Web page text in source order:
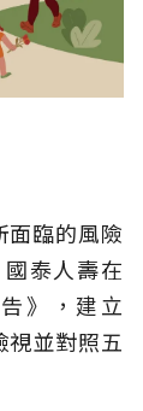
面臨的風險
泰人壽在
》，建立
並對照五